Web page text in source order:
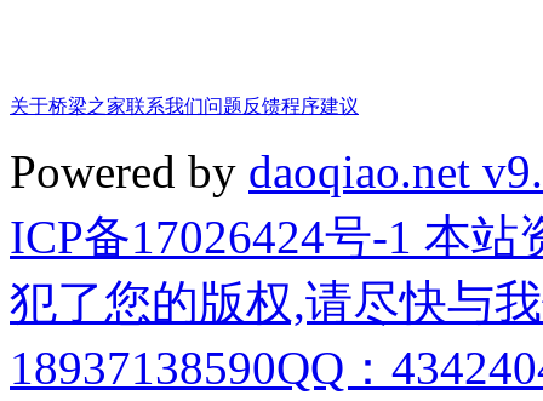
关于桥梁之家联系我们问题反馈程序建议
Powered by daoqiao.net
ICP备17026424号-1 本
犯了您的版权,请尽快与
18937138590QQ：